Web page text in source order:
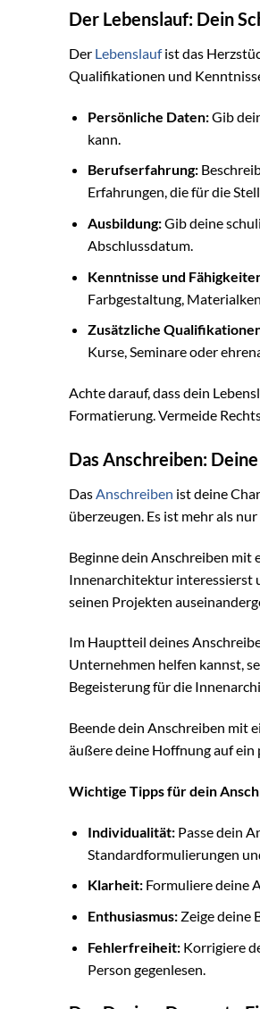
Der Lebenslauf: Dein
Der Lebenslaufist das
Qualifikationen und
Persönliche Daten:Gib
kann.
Berufserfahrung:
Erfahrungen, die für die
Ausbildung:Gib deine
Abschlussdatum.
Kenntnisse und
Farbgestaltung,
Zusätzliche
Kurse, Seminare oder
Achte darauf, dass dein
Formatierung. Vermeide
Das Anschreiben:
Das Anschreiben ist deine
überzeugen. Es ist mehr als
Beginne dein Anschreiben mit
Innenarchitektur interessierst
seinen Projekten
Im Hauptteil deines
Unternehmen helfen kannst,
Begeisterung für die
Beende dein Anschreiben mit
äußere deine Hoffnung auf ein
Wichtige Tipps für dein
Individualität:Passe dein
Standardformulierungen
Klarheit:Formuliere deine
Enthusiasmus:Zeige deine
Fehlerfreiheit:Korrigiere
Person gegenlesen.